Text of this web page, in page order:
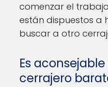
comenzar el
están dispuestos a
buscar a otro
Es
cerrajero